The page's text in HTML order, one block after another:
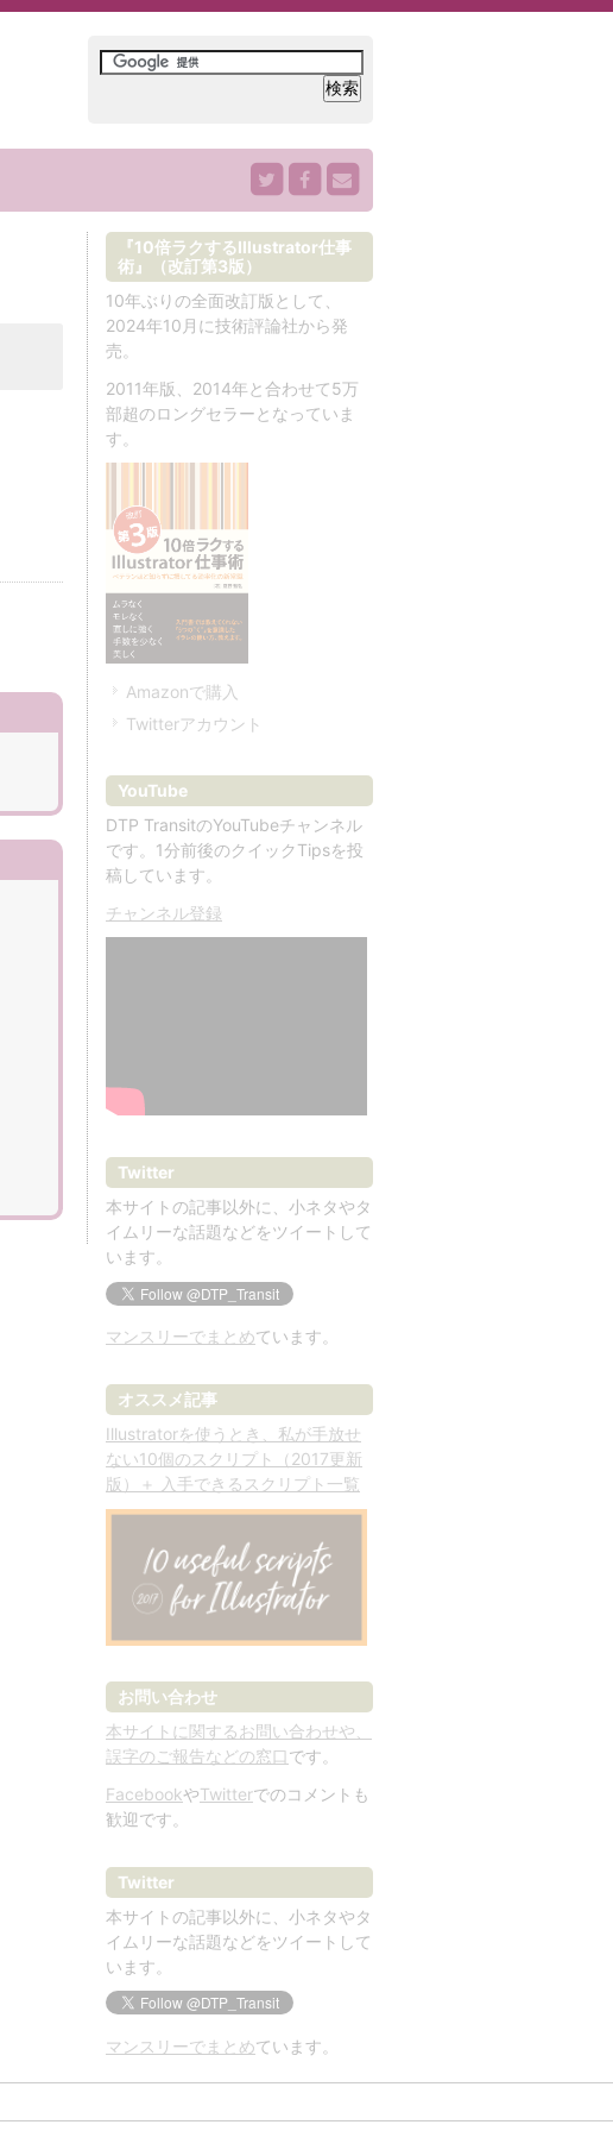
『10倍ラクするIllustrator仕事
術』（改訂第3版）
10年ぶりの全面改訂版として、
2024年10月に技術評論社から発
売。
2011年版、2014年と合わせて5万
部超のロングセラーとなっていま
す。
Amazonで購入
Twitterアカウント
YouTube
DTP TransitのYouTubeチャンネル
です。1分前後のクイックTipsを投
稿しています。
チャンネル登録
Twitter
本サイトの記事以外に、小ネタやタ
イムリーな話題などをツイートして
います。
マンスリーでまとめています。
オススメ記事
Illustratorを使うとき、私が手放せ
ない10個のスクリプト（2017更新
版）＋ 入手できるスクリプト一覧
お問い合わせ
本サイトに関するお問い合わせや、
誤字のご報告などの窓口です。
FacebookやTwitterでのコメントも
歓迎です。
Twitter
本サイトの記事以外に、小ネタやタ
イムリーな話題などをツイートして
います。
マンスリーでまとめています。